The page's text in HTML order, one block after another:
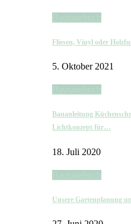
Fliesen, Vinyl oder
5. Oktober 2021
Bauanleitung
Lichtkonzept für…
18. Juli 2020
Unsere Gartenplanung